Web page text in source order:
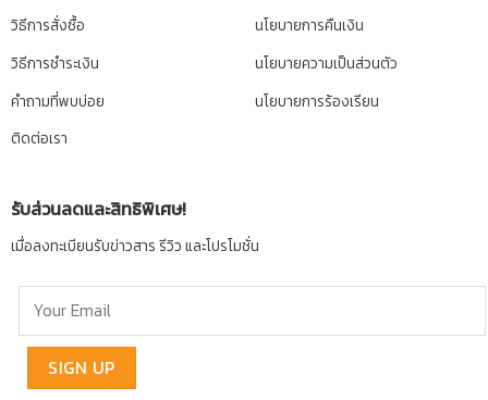
วิธีการสั่งซื้อ
วิธีการชำระเงิน
คำถามที่พบบ่อย
ติดต่อเรา
นโยบายการคืนเงิน
นโยบายความเป็นส่วนตัว
นโยบายการร้องเรียน
รับส่วนลดและสิทธิพิเศษ!
เมื่อลงทะเบียนรับข่าวสาร รีวิว และโปรโมชั่น